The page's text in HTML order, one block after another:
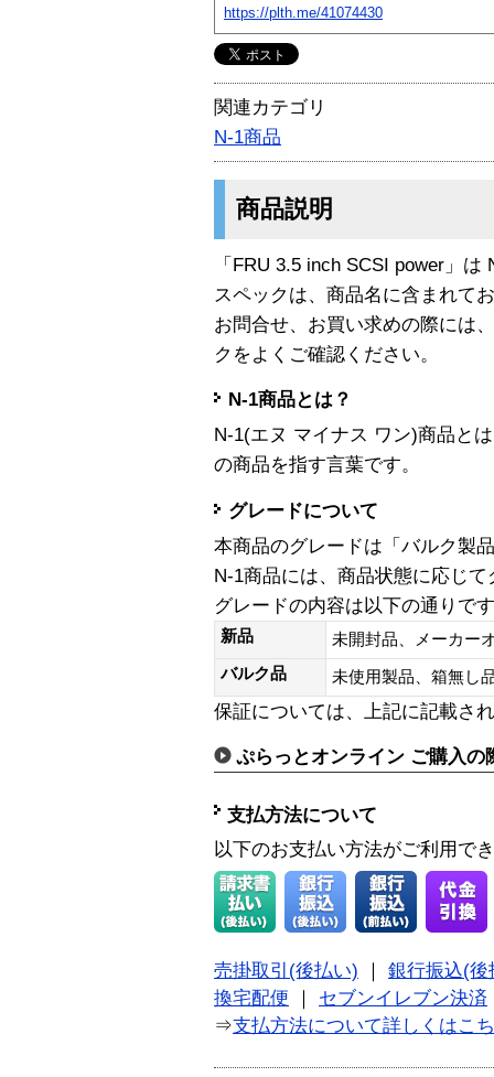
https://plth.me/41074430
関連カテゴリ
N-1商品
商品説明
「FRU 3.5 inch SCSI power」は
スペックは、商品名に含まれて
お問合せ、お買い求めの際には
クをよくご確認ください。
N-1商品とは？
N-1(エヌ マイナス ワン)商品と
の商品を指す言葉です。
グレードについて
本商品のグレードは「バルク製
N-1商品には、商品状態に応じ
グレードの内容は以下の通りで
新品
未開封品、メーカー
バルク品
未使用製品、箱無
保証については、上記に記載さ
ぷらっとオンライン ご購入の
支払方法について
以下のお支払い方法がご利用で
売掛取引(後払い)
銀行振込(後
換宅配便
セブンイレブン決済
⇒支払方法について詳しくはこ